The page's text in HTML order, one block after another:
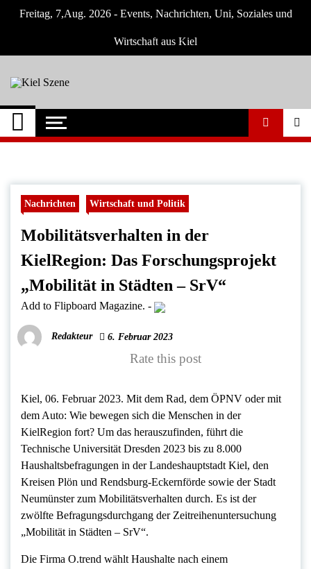
Freitag, 7,Aug. 2026 - Events, Nachrichten, Uni, Soziales und
Wirtschaft aus Kiel
Kiel Szene
Neuigkeiten und Nachrichten aus Kiel und
Umgebung
Nachrichten Wirtschaft und Politik
Mobilitätsverhalten in der
KielRegion: Das Forschungsprojekt
„Mobilität in Städten – SrV“
Add to Flipboard Magazine. -
Redakteur 6. Februar 2023
Rate this post
Kiel, 06. Februar 2023. Mit dem Rad, dem ÖPNV oder mit
dem Auto: Wie bewegen sich die Menschen in der
KielRegion fort? Um das herauszufinden, führt die
Technische Universität Dresden 2023 bis zu 8.000
Haushaltsbefragungen in der Landeshauptstadt Kiel, den
Kreisen Plön und Rendsburg-Eckernförde sowie der Stadt
Neumünster zum Mobilitätsverhalten durch. Es ist der
zwölfte Befragungsdurchgang der Zeitreihenuntersuchung
„Mobilität in Städten – SrV“.
Die Firma O.trend wählt Haushalte nach einem